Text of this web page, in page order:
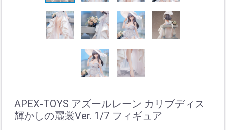
APEX-TOYS アズールレーン カリブディス
輝かしの麗裳Ver. 1/7 フィギュア